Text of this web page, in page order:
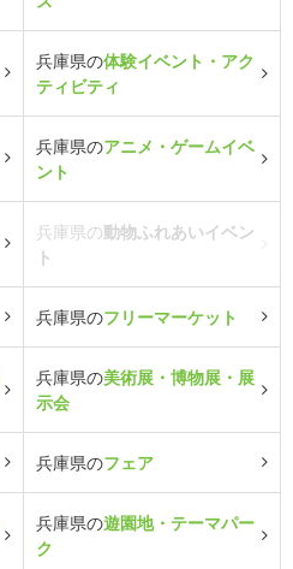
兵庫県の体験イベント・アク
ティビティ
兵庫県のアニメ・ゲームイベ
ント
兵庫県の動物ふれあいイベン
ト
兵庫県のフリーマーケット
兵庫県の美術展・博物展・展
示会
兵庫県のフェア
兵庫県の遊園地・テーマパー
ク